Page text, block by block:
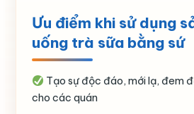
Ưu điểm khi sử dụng
uống trà sữa bằng sứ
Tạo sự độc đáo, mới lạ, đem
cho các quán